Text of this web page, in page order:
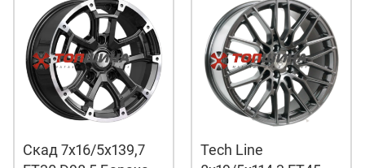
Скад 7x16/5x139,7
Tech Line